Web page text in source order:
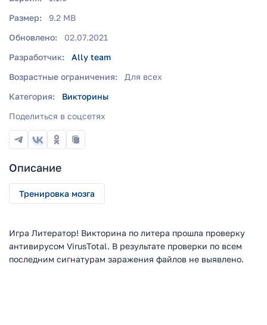
Размер:
9.2 MB
Обновлено:
02.07.2021
Разработчик:
Ally team
Возрастные ограничения:
Для всех
Категория:
Викторины
Поделиться в соцсетях
Описание
Тренировка мозга
Игра Литератор! Викторина по литера прошла проверку
антивирусом VirusTotal. В результате проверки по всем
последним сигнатурам заражения файлов не выявлено.